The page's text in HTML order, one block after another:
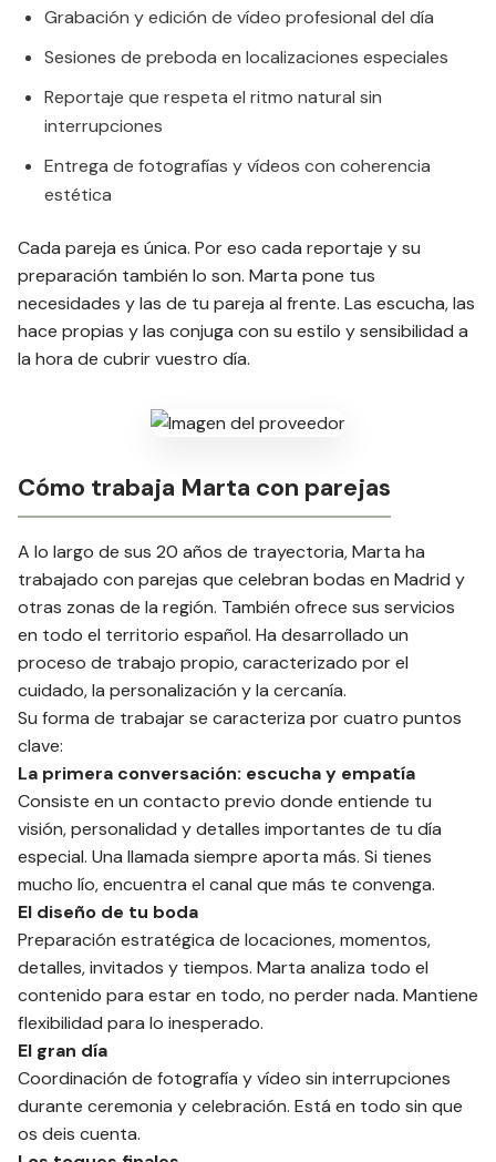
Grabación y edición de vídeo profesional del día
Sesiones de preboda en localizaciones especiales
Reportaje que respeta el ritmo natural sin
interrupciones
Entrega de fotografías y vídeos con coherencia
estética
Cada pareja es única. Por eso cada reportaje y su
preparación también lo son. Marta pone tus
necesidades y las de tu pareja al frente. Las escucha, las
hace propias y las conjuga con su estilo y sensibilidad a
la hora de cubrir vuestro día.
Cómo trabaja Marta con parejas
A lo largo de sus 20 años de trayectoria, Marta ha
trabajado con parejas que celebran bodas en Madrid y
otras zonas de la región. También ofrece sus servicios
en todo el territorio español. Ha desarrollado un
proceso de trabajo propio, caracterizado por el
cuidado, la personalización y la cercanía.
Su forma de trabajar se caracteriza por cuatro puntos
clave:
La primera conversación: escucha y empatía
Consiste en un contacto previo donde entiende tu
visión, personalidad y detalles importantes de tu día
especial. Una llamada siempre aporta más. Si tienes
mucho lío, encuentra el canal que más te convenga.
El diseño de tu boda
Preparación estratégica de locaciones, momentos,
detalles, invitados y tiempos. Marta analiza todo el
contenido para estar en todo, no perder nada. Mantiene
flexibilidad para lo inesperado.
El gran día
Coordinación de fotografía y vídeo sin interrupciones
durante ceremonia y celebración. Está en todo sin que
os deis cuenta.